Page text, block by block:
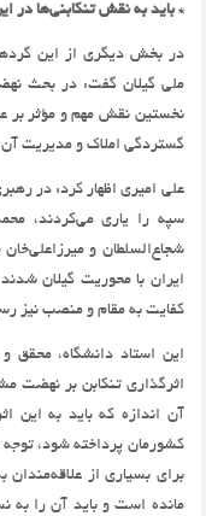
* باید به نقش تنکابنی‌ها در
در بخش دیگری از این
ملی گیلان گفت: در بحث
نخستین نقش مهم و مؤثر بر
گستردگی املاک و مدیریت آن
علی امیری اظهار کرد: در
سپه را یاری می‌کردند،
شجاع‌السلطان و
ایران با محوریت گیلان
کفایت به مقام و منصب نیز
این استاد دانشگاه، محقق
اثرگذاری تنکابن بر نهضت
آن اندازه که باید به این
کشورمان پرداخته شود،
برای بسیاری از
مانده است و باید آن را به